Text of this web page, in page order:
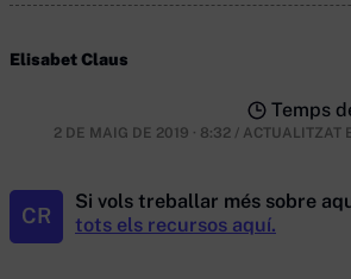
Elisabet Claus
Temps
2 DE MAIG DE 2019 · 8:32 / ACTUALITZAT
CR
Si vols treballar més sobre
tots els recursos aquí.